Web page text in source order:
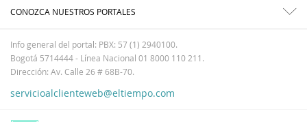
CONOZCA NUESTROS PORTALES
Info general del portal: PBX: 57 (1) 2940100.
Bogotá 5714444 - Línea Nacional 01 8000 110 211.
Dirección: Av. Calle 26 # 68B-70.
servicioalclienteweb@eltiempo.com